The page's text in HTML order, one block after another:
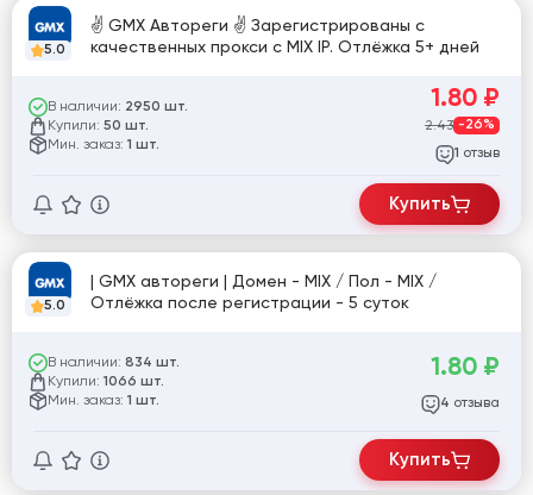
5.0
✌️ GMX Автореги ✌️ Зарегистрированы с
качественных прокси с MIX IP. Отлёжка 5+ дней
В наличии: 2950 шт.
Купили: 50 шт.
Мин. заказ: 1 шт.
1.80 ₽
2.43 -26%
1 отзыв
Купить
5.0
| GMX автореги | Домен - MIX / Пол - MIX /
Отлёжка после регистрации - 5 суток
В наличии: 834 шт.
Купили: 1066 шт.
Мин. заказ: 1 шт.
1.80 ₽
4 отзыва
Купить